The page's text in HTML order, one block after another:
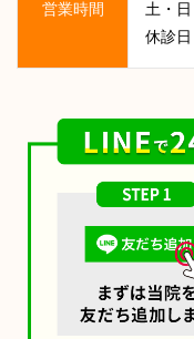
営業時間
土・
休診